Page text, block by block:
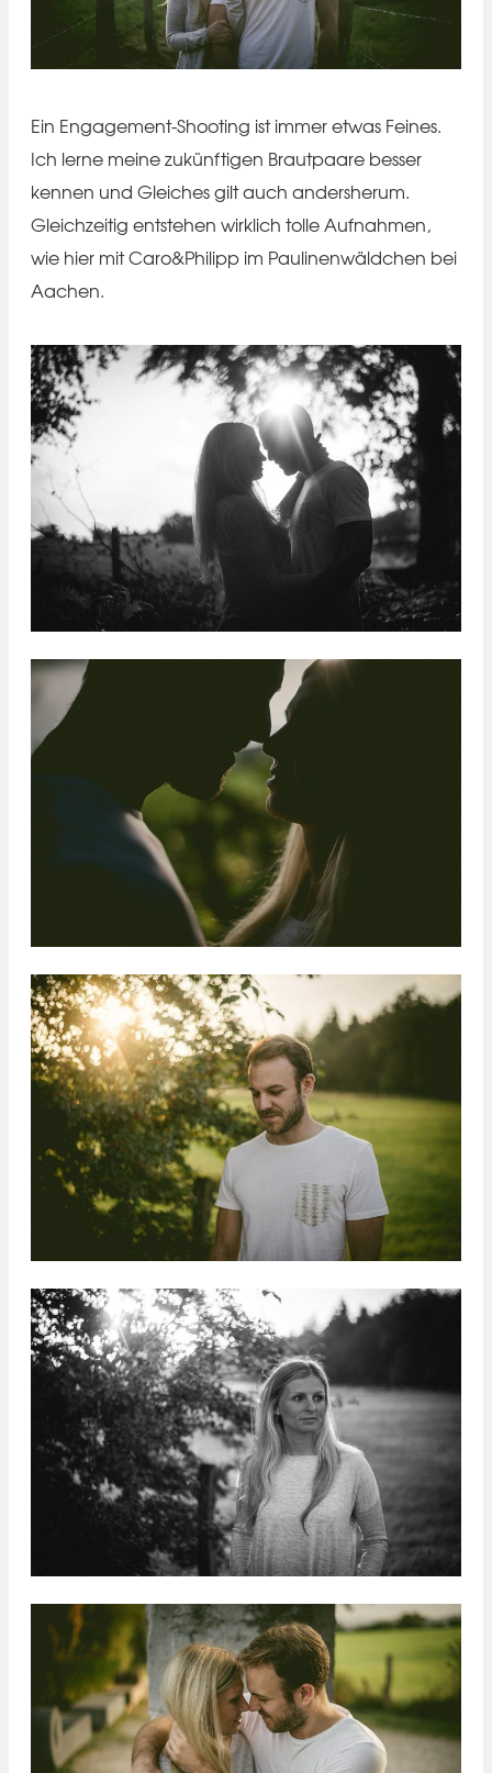
Ein Engagement-Shooting ist immer etwas Feines.
Ich lerne meine zukünftigen Brautpaare besser
kennen und Gleiches gilt auch andersherum.
Gleichzeitig entstehen wirklich tolle Aufnahmen,
wie hier mit Caro&Philipp im Paulinenwäldchen bei
Aachen.